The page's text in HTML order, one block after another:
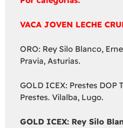
VACA JOVEN LECHE
ORO: Rey Silo Blanco,
Pravia, Asturias.
GOLD ICEX: Prestes DOP
Prestes. Vilalba, Lugo.
GOLD ICEX: Rey Silo